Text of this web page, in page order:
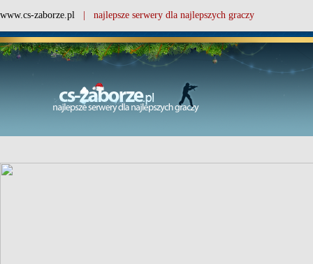
www.cs-zaborze.pl | najlepsze serwery dla najlepszych graczy